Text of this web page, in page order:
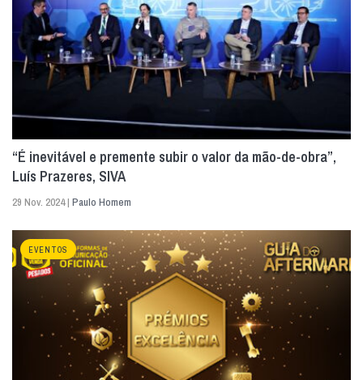
“É inevitável e premente subir o valor da mão-de-obra”,
Luís Prazeres, SIVA
29 Nov. 2024 | Paulo Homem
EVENTOS